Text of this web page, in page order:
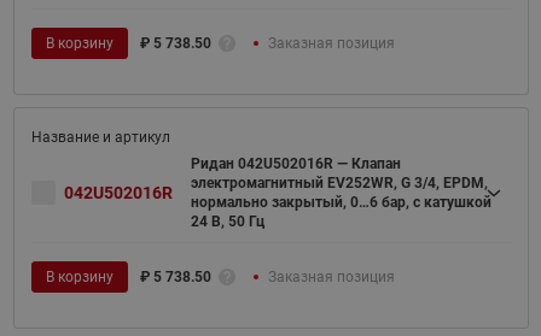
В корзину ₽ 5 738.50 Заказная позиция
042U502016R
Ридан 042U502016R — Клапан
электромагнитный EV252WR, G 3/4, EPDM,
нормально закрытый, 0…6 бар, с катушкой
24 В, 50 Гц
В корзину ₽ 5 738.50 Заказная позиция